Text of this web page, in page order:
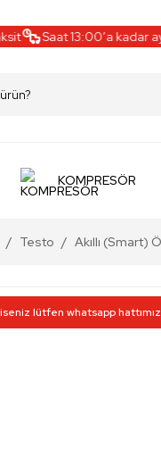
Saat 13:00’a kadar aynı
KOMPRESÖR
Testo Akıllı (Smart)
lütfen whatsapp